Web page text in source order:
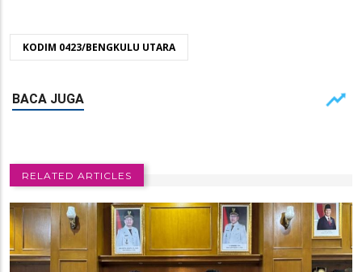
KODIM 0423/BENGKULU UTARA
RELATED ARTICLES